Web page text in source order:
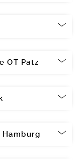
OT Pätz
Hamburg